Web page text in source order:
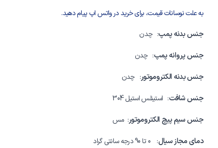
به علت نوسانات قیمت، برای خرید در واتس اپ پیام دهید.
جنس بدنه پمپ: چدن
جنس پروانه پمپ: چدن
جنس بدنه الکتروموتور: چدن
جنس شافت: استینلس استیل 304
جنس سیم پیچ الکتروموتور: مس
دمای مجاز سیال: 0 تا 90 درجه سانتی گراد